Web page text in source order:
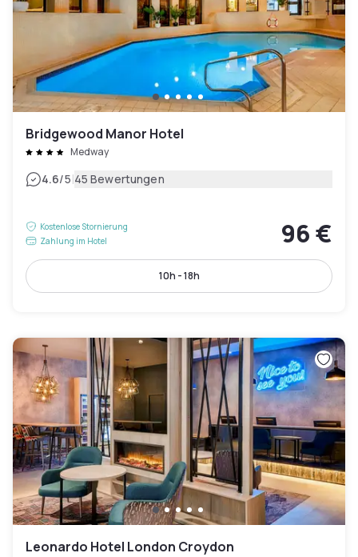
Bridgewood Manor Hotel
Medway
4.6/5|45 Bewertungen
Kostenlose Stornierung
Zahlung im Hotel
96 €
10h - 18h
Leonardo Hotel London Croydon